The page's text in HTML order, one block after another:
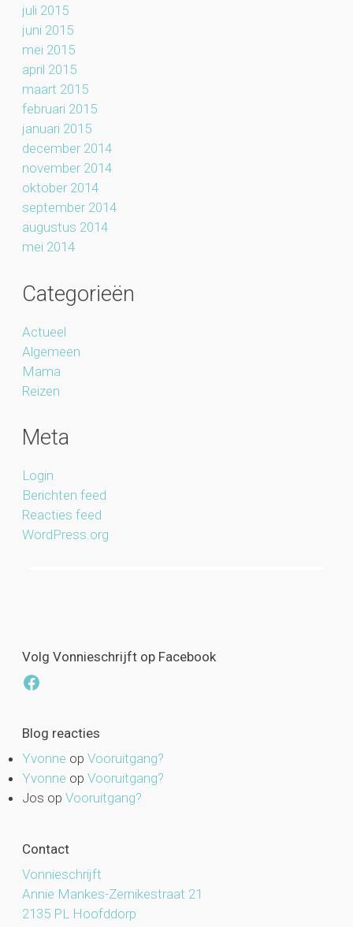
juli 2015
juni 2015
mei 2015
april 2015
maart 2015
februari 2015
januari 2015
december 2014
november 2014
oktober 2014
september 2014
augustus 2014
mei 2014
Categorieën
Actueel
Algemeen
Mama
Reizen
Meta
Login
Berichten feed
Reacties feed
WordPress.org
Volg Vonnieschrijft op Facebook
Facebook
Blog reacties
Yvonne op Vooruitgang?
Yvonne op Vooruitgang?
Jos op Vooruitgang?
Contact
Vonnieschrijft
Annie Mankes-Zernikestraat 21
2135 PL Hoofddorp